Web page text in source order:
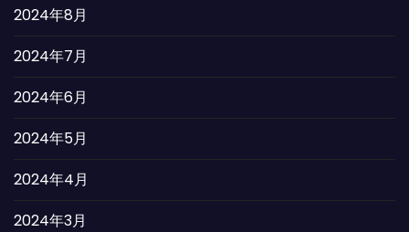
2024年8月
2024年7月
2024年6月
2024年5月
2024年4月
2024年3月